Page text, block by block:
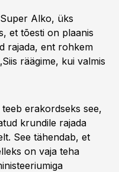
Alko, üks
et tõesti on plaanis
rajada, ent rohkem
räägime, kui valmis
erakordseks see,
krundile rajada
See tähendab, et
on vaja teha